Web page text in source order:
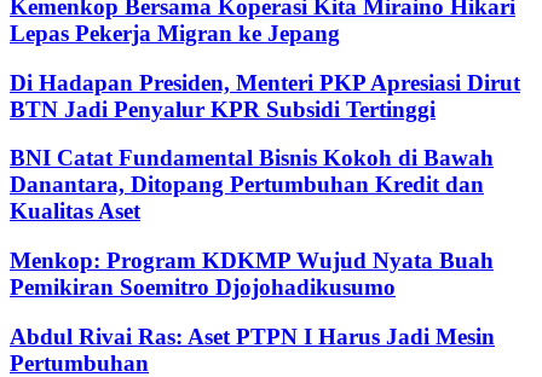
Kemenkop Bersama Koperasi Kita Miraino Hikari
Lepas Pekerja Migran ke Jepang
Di Hadapan Presiden, Menteri PKP Apresiasi Dirut
BTN Jadi Penyalur KPR Subsidi Tertinggi
BNI Catat Fundamental Bisnis Kokoh di Bawah
Danantara, Ditopang Pertumbuhan Kredit dan
Kualitas Aset
Menkop: Program KDKMP Wujud Nyata Buah
Pemikiran Soemitro Djojohadikusumo
Abdul Rivai Ras: Aset PTPN I Harus Jadi Mesin
Pertumbuhan